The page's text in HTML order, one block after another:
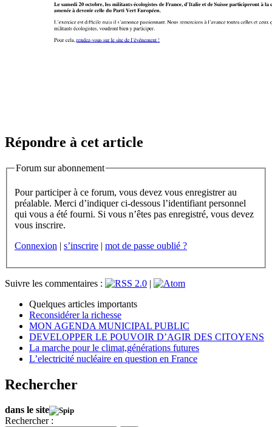
Répondre à cet article
Forum sur abonnement
Pour participer à ce forum, vous devez vous enregistrer au
préalable. Merci d’indiquer ci-dessous l’identifiant personnel
qui vous a été fourni. Si vous n’êtes pas enregistré, vous devez
vous inscrire.
Connexion | s’inscrire | mot de passe oublié ?
Suivre les commentaires :
|
Quelques articles importants
Reconsidérer la richesse
MON AGENDA MUNICIPAL PUBLIC
DEVELOPPER LE POUVOIR D’AGIR DES CITOYENS
La marche pour le climat,générations futures
L’electricité nucléaire en question en France
Rechercher
dans le site
Rechercher :